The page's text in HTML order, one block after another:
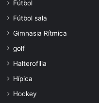
Fútbol
Fútbol sala
Gimnasia Rítmica
golf
Halterofilia
Hípica
Hockey